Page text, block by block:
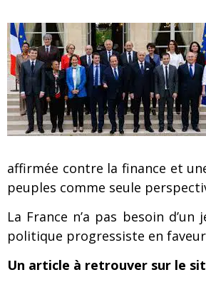
affirmée contre la finance et
peuples comme seule
La France n’a pas besoin
politique progressiste en faveur
Un article à retrouver sur le